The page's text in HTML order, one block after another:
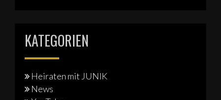
KATEGORIEN
Heiraten mit JUNIK
News